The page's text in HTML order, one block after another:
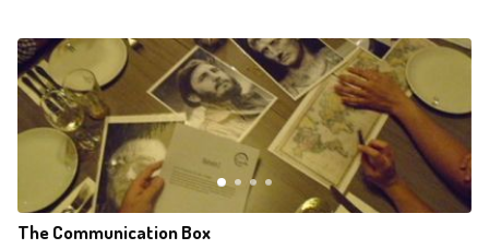
The Communication Box